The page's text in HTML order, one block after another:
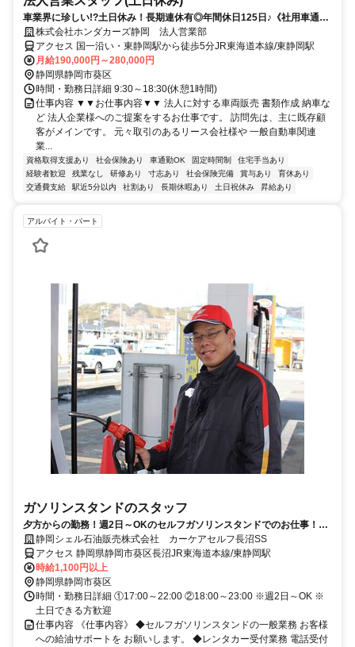
車業界に珍しい!?土日休み！長期連休有◎年間休日125日♪《社用車通勤
OK》株式会社ホンダカーズ静岡 法人営業部
アクセス 国一沿い・東静岡駅から徒歩5分JR東海道本線/東静岡駅
月給190,000円～280,000円
静岡県静岡市葵区
時間・勤務日詳細 9:30～18:30(休憩1時間)
仕事内容 ▼▼お仕事内容▼▼ 法人に対する車両販売 書類作成 納車な
ど 法人企業様へのご提案をするお仕事です。 訪問先は、主に既存顧
客がメインです。 元々取引のあるリース会社様や 一般自動車関連
業...
資格取得支援あり 社会保険あり 車通勤OK 固定時間制
住宅手当あり
経験者歓迎
残業なし 研修あり 寸志あり 社会保険完備 賞与あり
育休あり
交通費支給
駅近5分以内 社割あり 長期休暇あり 土日祝休み 昇給あり
アルバイト・パート
ガソリンスタンドのスタッフ
夕方からの勤務！週2日～OKのセルフガソリンスタンドでのお仕事！★
土日できる方歓迎★
静岡シェル石油販売株式会社 カーケアセルフ長沼SS
アクセス 静岡県静岡市葵区長沼JR東海道本線/東静岡駅
時給1,100円以上
静岡県静岡市葵区
時間・勤務日詳細 ①17:00～22:00 ②18:00～23:00 ※週2日～OK ※
土日できる方歓迎
仕事内容 《仕事内容》 ◆セルフガソリンスタンドの一般業務 お客様
への給油サポートを お願いします。 ◆レンタカー受付業務 電話受付